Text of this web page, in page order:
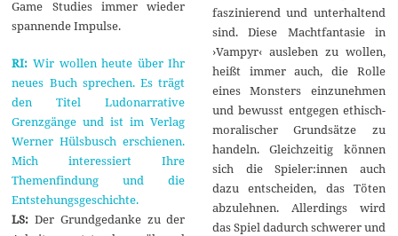
Game Studies immer wieder
spannende Impulse.
RI: Wir wollen heute über Ihr
neues Buch sprechen. Es trägt
den Titel Ludonarrative
Grenzgänge und ist im Verlag
Werner Hülsbusch erschienen.
Mich interessiert Ihre
Themenfindung und die
Entstehungsgeschichte.
LS: Der Grundgedanke zu der
faszinierend und unterhaltend
sind. Diese Machtfantasie in
›Vampyr‹ ausleben zu wollen,
heißt immer auch, die Rolle
eines Monsters einzunehmen
und bewusst entgegen ethisch-
moralischer Grundsätze zu
handeln. Gleichzeitig können
sich die Spieler:innen auch
dazu entscheiden, das Töten
abzulehnen. Allerdings wird
das Spiel dadurch schwerer und